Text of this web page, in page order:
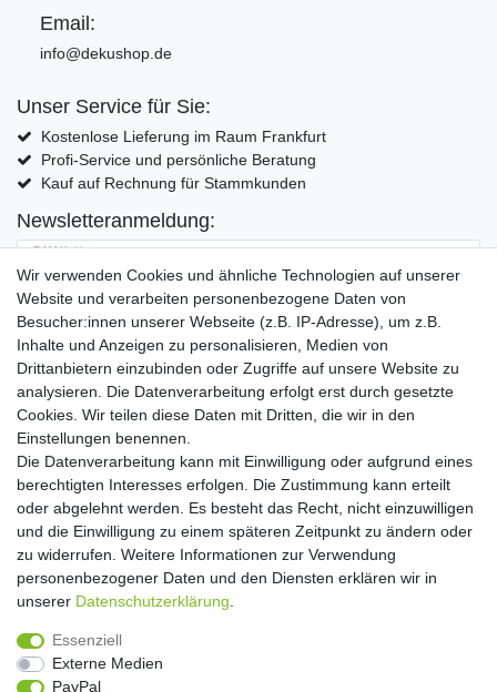
Email:
info@dekushop.de
Unser Service für Sie:
Kostenlose Lieferung im Raum Frankfurt
Profi-Service und persönliche Beratung
Kauf auf Rechnung für Stammkunden
Newsletteranmeldung:
E-MAIL **
Hiermit bestätige ich, dass ich die Daten­schutz­erklärung
Einwilligung kann ich jederzeit widerrufen.**
Abonnieren
** Hierbei handelt es sich um ein Pflichtfeld.
Widerrufs­recht Widerrufs­formular Impressum
Daten­schutz­erklärung AGB Kontakt
Wir verwenden Cookies und ähnliche Technologien auf unserer
Website und verarbeiten personenbezogene Daten von
Besucher:innen unserer Webseite (z.B. IP-Adresse), um z.B.
Inhalte und Anzeigen zu personalisieren, Medien von
Drittanbietern einzubinden oder Zugriffe auf unsere Website zu
analysieren. Die Datenverarbeitung erfolgt erst durch gesetzte
Cookies. Wir teilen diese Daten mit Dritten, die wir in den
Einstellungen benennen.
Die Datenverarbeitung kann mit Einwilligung oder aufgrund eines
berechtigten Interesses erfolgen. Die Zustimmung kann erteilt
oder abgelehnt werden. Es besteht das Recht, nicht einzuwilligen
und die Einwilligung zu einem späteren Zeitpunkt zu ändern oder
zu widerrufen. Weitere Informationen zur Verwendung
personenbezogener Daten und den Diensten erklären wir in
unserer Daten­schutz­erklärung
Essenziell
Externe Medien
PayPal
Copyright 2016 | Dekushop.de | Alle Rechte vorbehalten. |
Angebote gelten nur für Industrie, Handel, Handwerk und